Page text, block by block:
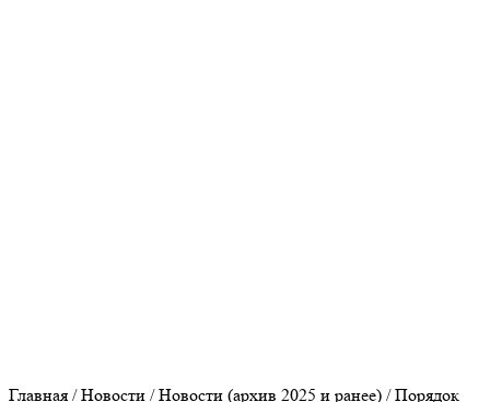
Главная /Новости /Новости (архив 2025 и ранее) /Порядок